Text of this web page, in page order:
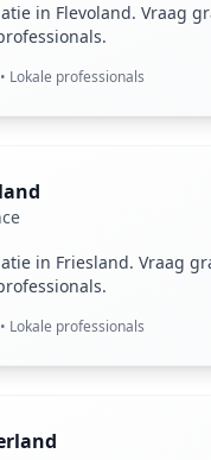
in Flevoland. Vraag
Lokale professionals
in Friesland. Vraag
Lokale professionals